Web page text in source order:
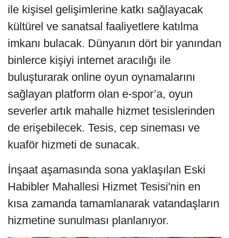
ile kişisel gelişimlerine katkı sağlayacak
kültürel ve sanatsal faaliyetlere katılma
imkanı bulacak. Dünyanın dört bir yanından
binlerce kişiyi internet aracılığı ile
buluşturarak online oyun oynamalarını
sağlayan platform olan e-spor’a, oyun
severler artık mahalle hizmet tesislerinden
de erişebilecek. Tesis, cep sineması ve
kuaför hizmeti de sunacak.
İnşaat aşamasında sona yaklaşılan Eski
Habibler Mahallesi Hizmet Tesisi'nin en
kısa zamanda tamamlanarak vatandaşların
hizmetine sunulması planlanıyor.